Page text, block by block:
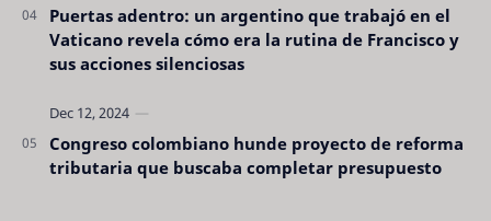
Puertas adentro: un argentino que trabajó en el
Vaticano revela cómo era la rutina de Francisco y
sus acciones silenciosas
Congreso colombiano hunde proyecto de reforma
tributaria que buscaba completar presupuesto